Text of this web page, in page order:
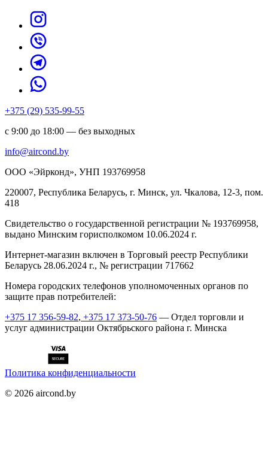
+375 (29) 535-99-55
с 9:00 до 18:00 — без выходных
info@aircond.by
ООО «Эйрконд», УНП 193769958
220007, Республика Беларусь, г. Минск, ул. Чкалова, 12-3, пом.
418
Cвидетельство о государственной регистрации № 193769958,
выдано Минским горисполкомом 10.06.2024 г.
Интернет-магазин включен в Торговый реестр Республики
Беларусь 28.06.2024 г., № регистрации 717662
Номера городских телефонов уполномоченных органов по
защите прав потребителей:
+375 17 356-59-82, +375 17 373-50-76 — Отдел торговли и
услуг администрации Октябрьского района г. Минска
Политика конфиденциальности
© 2026 aircond.by